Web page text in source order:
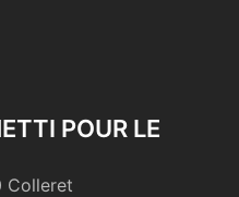
POUR LE
Colleret